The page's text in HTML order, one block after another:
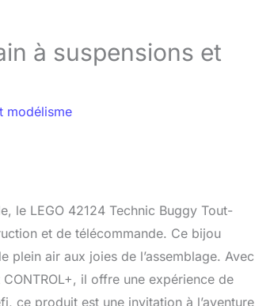
à suspensions et
modélisme
le LEGO 42124 Technic Buggy Tout-
et de télécommande. Ce bijou
plein air aux joies de l’assemblage. Avec
il offre une expérience de
ce produit est une invitation à l’aventure